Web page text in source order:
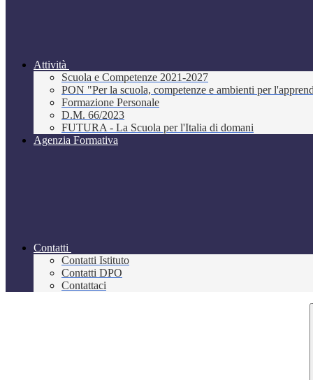
Attività
Scuola e Competenze 2021-2027
PON "Per la scuola, competenze e ambienti per
Formazione Personale
D.M. 66/2023
FUTURA - La Scuola per l'Italia di domani
Agenzia Formativa
Contatti
Contatti Istituto
Contatti DPO
Contattaci